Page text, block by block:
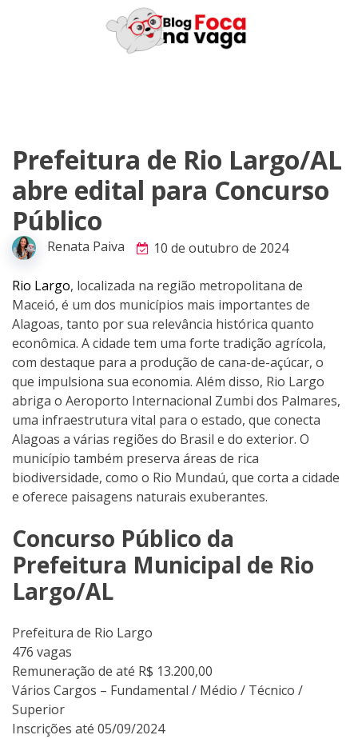
Prefeitura de Rio Largo/AL
abre edital para Concurso
Público
Renata Paiva 10 de outubro de 2024
Rio Largo, localizada na região metropolitana de
Maceió, é um dos municípios mais importantes de
Alagoas, tanto por sua relevância histórica quanto
econômica. A cidade tem uma forte tradição agrícola,
com destaque para a produção de cana-de-açúcar, o
que impulsiona sua economia. Além disso, Rio Largo
abriga o Aeroporto Internacional Zumbi dos Palmares,
uma infraestrutura vital para o estado, que conecta
Alagoas a várias regiões do Brasil e do exterior. O
município também preserva áreas de rica
biodiversidade, como o Rio Mundaú, que corta a cidade
e oferece paisagens naturais exuberantes.
Concurso Público da
Prefeitura Municipal de Rio
Largo/AL
Prefeitura de Rio Largo
476 vagas
Remuneração de até R$ 13.200,00
Vários Cargos – Fundamental / Médio / Técnico /
Superior
Inscrições até 05/09/2024